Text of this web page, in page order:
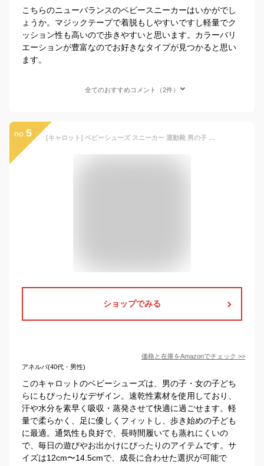
こちらのニューバランスのベビースニーカーはいかがでし
ょうか。マジックテープで着脱もしやすいですし軽量でク
ッション性も高いので歩きやすいと思います。カラーバリ
エーションが豊富なのでお好きなタイプが見つかると思い
ます。
全てのおすすめコメント（2件）
no. 5 [キャロット] ベビーシューズ スニーカー 運動靴 男の子 女の子 速乾 12~14.5cm ベビー CR B128 ネイビー 13.0 cm 2E
ショップでみる
価格と在庫をAmazonでチェック >>
アネルバ(40代・男性)
このキャロットのベビーシューズは、男の子・女の子どち
らにもぴったりなデザイン。速乾性素材を使用しており、
汗や水分を素早く吸収・蒸発させて快適に過ごせます。軽
量で柔らかく、足に優しくフィットし、歩き始めの子ども
に最適。通気性も良好で、長時間履いても蒸れにくいの
で、毎日の遊びやお出かけにぴったりのアイテムです。サ
イズは12cm〜14.5cmで、成長に合わせた選択が可能で